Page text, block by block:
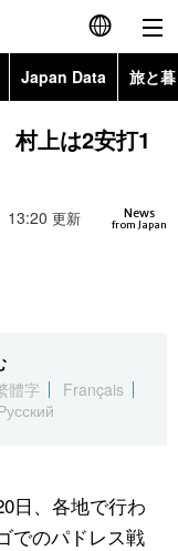
English
简体字
Русский
Japan Data 旅と
Topics
上は2安打1
News
from Japan
13:20 更新
體字
Français
日、各地で行わ
でのパドレス戦